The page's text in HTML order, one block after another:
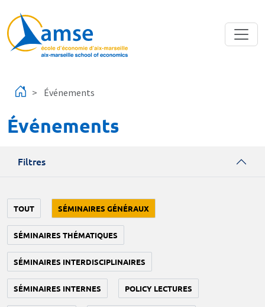
Événements
Événements
Filtres
TOUT SÉMINAIRES GÉNÉRAUX
SÉMINAIRES THÉMATIQUES
SÉMINAIRES INTERDISCIPLINAIRES
SÉMINAIRES INTERNES POLICY LECTURES